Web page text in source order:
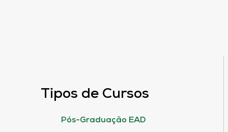
Tipos de Cursos
Pós-Graduação EAD